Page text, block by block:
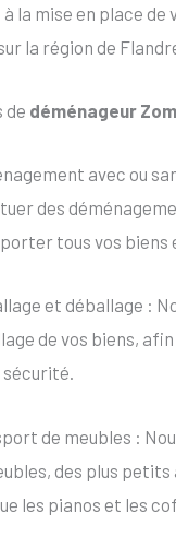
la mise en place de
la région de
de déménageur
avec ou
des
tous vos
et déballage :
de vos biens,
de meubles :
des plus
les pianos et les